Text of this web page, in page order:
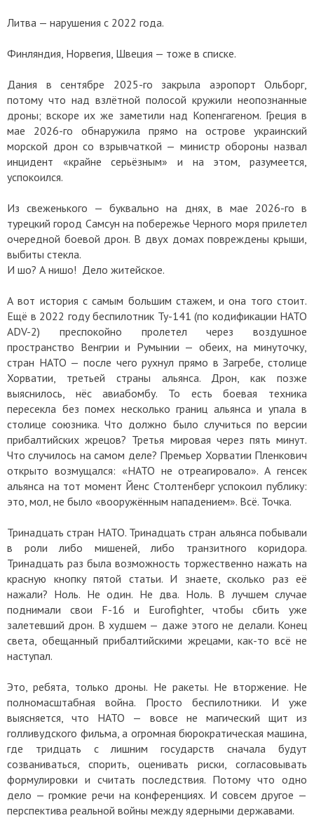
Литва — нарушения с 2022 года.
Финляндия, Норвегия, Швеция — тоже в списке.
Дания в сентябре 2025-го закрыла аэропорт Ольборг,
потому что над взлётной полосой кружили неопознанные
дроны; вскоре их же заметили над Копенгагеном. Греция в
мае 2026-го обнаружила прямо на острове украинский
морской дрон со взрывчаткой — министр обороны назвал
инцидент «крайне серьёзным» и на этом, разумеется,
успокоился.
Из свеженького — буквально на днях, в мае 2026-го в
турецкий город Самсун на побережье Черного моря прилетел
очередной боевой дрон. В двух домах повреждены крыши,
выбиты стекла.
И шо? А нишо! Дело житейское.
А вот история с самым большим стажем, и она того стоит.
Ещё в 2022 году беспилотник Ту-141 (по кодификации НАТО
ADV-2) преспокойно пролетел через воздушное
пространство Венгрии и Румынии — обеих, на минуточку,
стран НАТО — после чего рухнул прямо в Загребе, столице
Хорватии, третьей страны альянса. Дрон, как позже
выяснилось, нёс авиабомбу. То есть боевая техника
пересекла без помех несколько границ альянса и упала в
столице союзника. Что должно было случиться по версии
прибалтийских жрецов? Третья мировая через пять минут.
Что случилось на самом деле? Премьер Хорватии Пленкович
открыто возмущался: «НАТО не отреагировало». А генсек
альянса на тот момент Йенс Столтенберг успокоил публику:
это, мол, не было «вооружённым нападением». Всё. Точка.
Тринадцать стран НАТО. Тринадцать стран альянса побывали
в роли либо мишеней, либо транзитного коридора.
Тринадцать раз была возможность торжественно нажать на
красную кнопку пятой статьи. И знаете, сколько раз её
нажали? Ноль. Не один. Не два. Ноль. В лучшем случае
поднимали свои F-16 и Eurofighter, чтобы сбить уже
залетевший дрон. В худшем — даже этого не делали. Конец
света, обещанный прибалтийскими жрецами, как-то всё не
наступал.
Это, ребята, только дроны. Не ракеты. Не вторжение. Не
полномасштабная война. Просто беспилотники. И уже
выясняется, что НАТО — вовсе не магический щит из
голливудского фильма, а огромная бюрократическая машина,
где тридцать с лишним государств сначала будут
созваниваться, спорить, оценивать риски, согласовывать
формулировки и считать последствия. Потому что одно
дело — громкие речи на конференциях. И совсем другое —
перспектива реальной войны между ядерными державами.